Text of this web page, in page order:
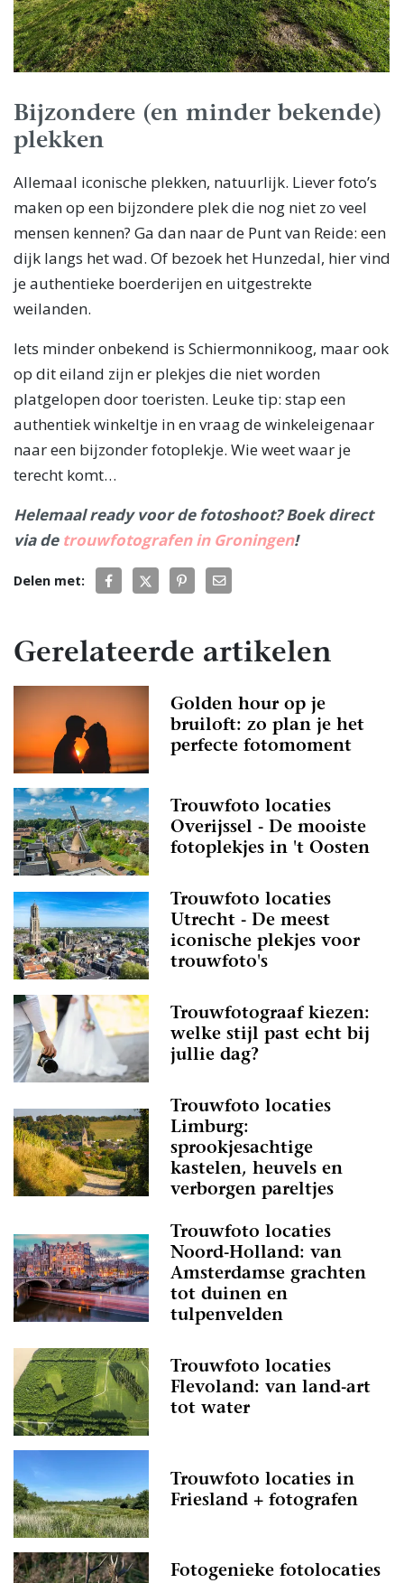
Bijzondere (en minder bekende)
plekken
Allemaal iconische plekken, natuurlijk. Liever foto’s
maken op een bijzondere plek die nog niet zo veel
mensen kennen? Ga dan naar de Punt van Reide: een
dijk langs het wad. Of bezoek het Hunzedal, hier vind
je authentieke boerderijen en uitgestrekte
weilanden.
Iets minder onbekend is Schiermonnikoog, maar ook
op dit eiland zijn er plekjes die niet worden
platgelopen door toeristen. Leuke tip: stap een
authentiek winkeltje in en vraag de winkeleigenaar
naar een bijzonder fotoplekje. Wie weet waar je
terecht komt…
Helemaal ready voor de fotoshoot? Boek direct
via de trouwfotografen in Groningen!
Delen met:
Gerelateerde artikelen
Golden hour op je
bruiloft: zo plan je het
perfecte fotomoment
Trouwfoto locaties
Overijssel - De mooiste
fotoplekjes in 't Oosten
Trouwfoto locaties
Utrecht - De meest
iconische plekjes voor
trouwfoto's
Trouwfotograaf kiezen:
welke stijl past echt bij
jullie dag?
Trouwfoto locaties
Limburg:
sprookjesachtige
kastelen, heuvels en
verborgen pareltjes
Trouwfoto locaties
Noord-Holland: van
Amsterdamse grachten
tot duinen en
tulpenvelden
Trouwfoto locaties
Flevoland: van land-art
tot water
Trouwfoto locaties in
Friesland + fotografen
Fotogenieke fotolocaties